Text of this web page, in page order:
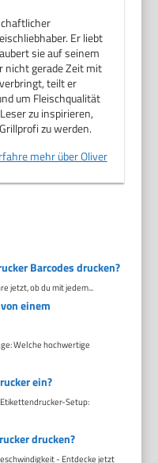
Er liebt
sie auf seinem
nicht gerade Zeit mit
teilt er
um Fleischqualität
zu inspirieren,
zu werden.
mehr über Oliver
Barcodes drucken?
jetzt, ob du mit jedem...
einem
Welche hochwertige
ein?
Setup:
drucken?
- Entdecke jetzt